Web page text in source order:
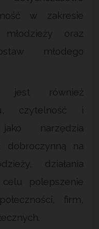
w zakresie
oraz
młodego
jest również
czytelność i
narzędzia
dobroczynną na
działania
polepszenie
firm,